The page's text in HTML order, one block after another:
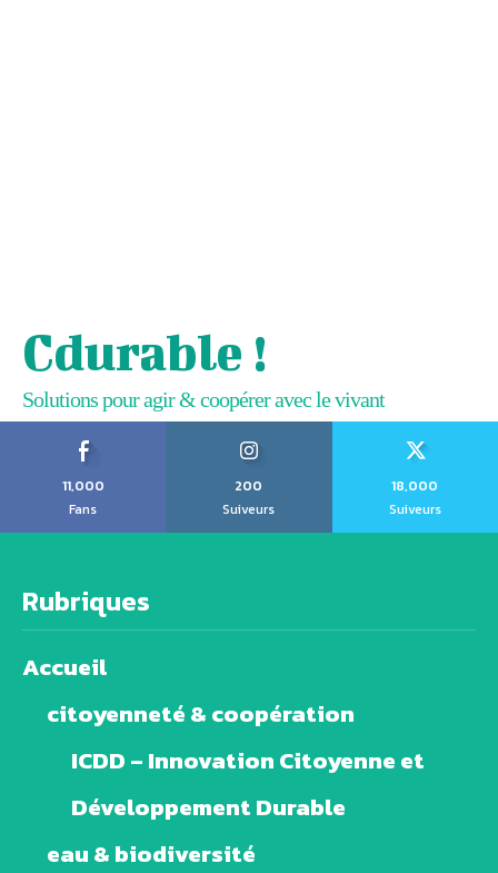
Cdurable !
Solutions pour agir & coopérer avec le vivant
11,000
Fans
200
Suiveurs
18,000
Suiveurs
Rubriques
Accueil
citoyenneté & coopération
ICDD – Innovation Citoyenne et
Développement Durable
eau & biodiversité